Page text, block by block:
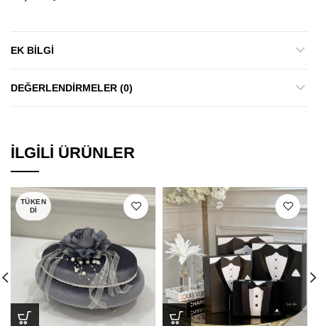
EK BILGI
DEĞERLENDIRMELER (0)
İLGILI ÜRÜNLER
TÜKEN
DI